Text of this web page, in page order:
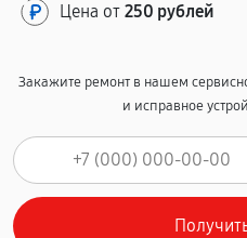
Цена от 250 рублей
Закажите ремонт в нашем
и исправное